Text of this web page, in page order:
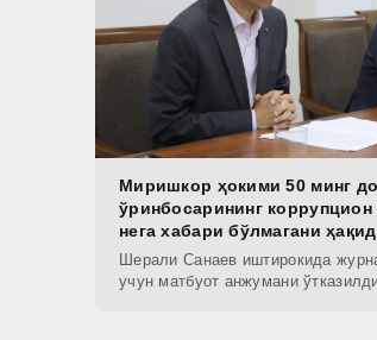
Миришкор ҳокими 50 минг
ўринбосарининг коррупцион
нега хабари бўлмагани
Шерали Санаев иштирокида
учун матбуот анжумани